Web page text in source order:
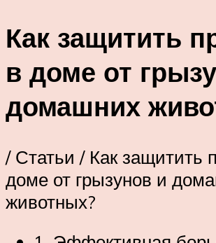
Как защитить
в доме от
домашних
/ Статьи / Как защитить
доме от грызунов и
животных?